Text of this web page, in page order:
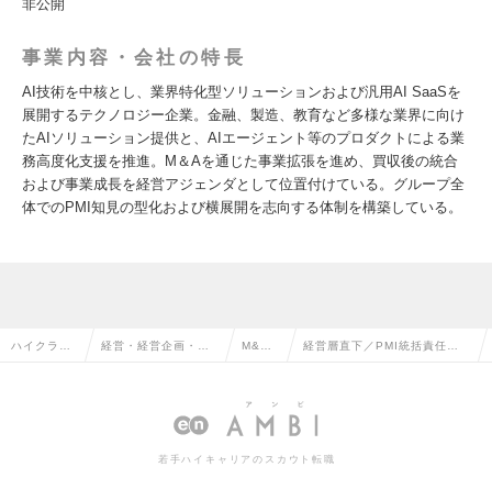
非公開
事業内容・会社の特長
AI技術を中核とし、業界特化型ソリューションおよび汎用AI SaaSを
展開するテクノロジー企業。金融、製造、教育など多様な業界に向け
たAIソリューション提供と、AIエージェント等のプロダクトによる業
務高度化支援を推進。M＆Aを通じた事業拡張を進め、買収後の統合
および事業成長を経営アジェンダとして位置付けている。グループ全
体でのPMI知見の型化および横展開を志向する体制を構築している。
ハイクラス 経営・経営企画・事 M&A 経営層直下／PMI統括責任者
若手ハイキャリアのスカウト転職